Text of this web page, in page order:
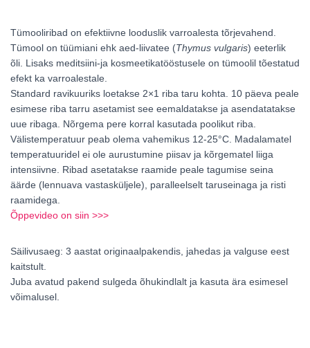
Tümooliribad on efektiivne looduslik varroalesta tõrjevahend.
Tümool on tüümiani ehk aed-liivatee (Thymus vulgaris) eeterlik
õli. Lisaks meditsiini-ja kosmeetikatööstusele on tümoolil tõestatud
efekt ka varroalestale.
Standard ravikuuriks loetakse 2×1 riba taru kohta. 10 päeva peale
esimese riba tarru asetamist see eemaldatakse ja asendatatakse
uue ribaga. Nõrgema pere korral kasutada poolikut riba.
Välistemperatuur peab olema vahemikus 12-25°C. Madalamatel
temperatuuridel ei ole aurustumine piisav ja kõrgematel liiga
intensiivne. Ribad asetatakse raamide peale tagumise seina
äärde (lennuava vastasküljele), paralleelselt taruseinaga ja risti
raamidega.
Õppevideo on siin >>>
Säilivusaeg: 3 aastat originaalpakendis, jahedas ja valguse eest
kaitstult.
Juba avatud pakend sulgeda õhukindlalt ja kasuta ära esimesel
võimalusel.